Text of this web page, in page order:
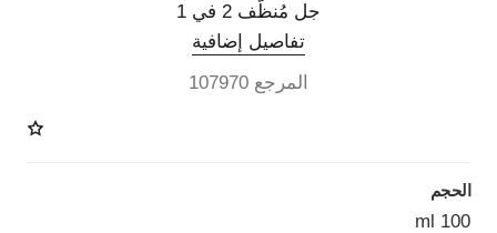
جل مُنظّف 2 في 1
تفاصيل إضافية
المرجع 107970
الحجم
100 ml